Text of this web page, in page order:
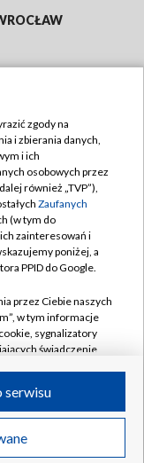
likwidacji
zgody na
i zbierania danych,
i ich
osobowych przez
również „TVP”),
Zaufanych
(w tym do
zainteresowań i
poniżej, a
PPID do Google.
przez Ciebie naszych
w tym informacje
sygnalizatory
świadczenie
przez Ciebie
IP, identyfikatory
serwisu